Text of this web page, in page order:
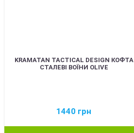
KRAMATAN TACTICAL DESIGN КОФТА
СТАЛЕВІ ВОЇНИ OLIVE
1440 грн